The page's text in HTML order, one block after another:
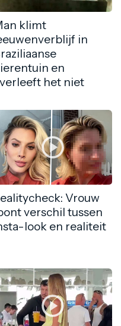
klimt
in
en
het niet
Vrouw
verschil tussen
look en realiteit